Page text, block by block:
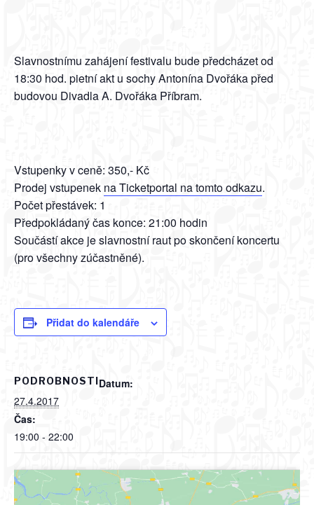
Slavnostnímu zahájení festivalu bude předcházet od
18:30 hod. pietní akt u sochy Antonína Dvořáka před
budovou Divadla A. Dvořáka Příbram.
Vstupenky v ceně: 350,- Kč
Prodej vstupenek na Ticketportal na tomto odkazu.
Počet přestávek: 1
Předpokládaný čas konce: 21:00 hodin
Součástí akce je slavnostní raut po skončení koncertu
(pro všechny zúčastněné).
Přidat do kalendáře
PODROBNOSTIDatum:
27.4.2017
Čas:
19:00 - 22:00